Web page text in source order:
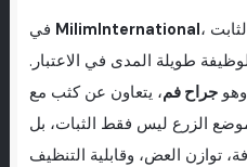
MilimInternational، يتم التخطيط لإعادة التأهيل الثابت
طويلة المدى في الاعتبار.
وهوجراح فم، يتعاون عن كثب مع
الزرع ليس فقط الثبات، بل
توازن العض، وقابلية التنظيف